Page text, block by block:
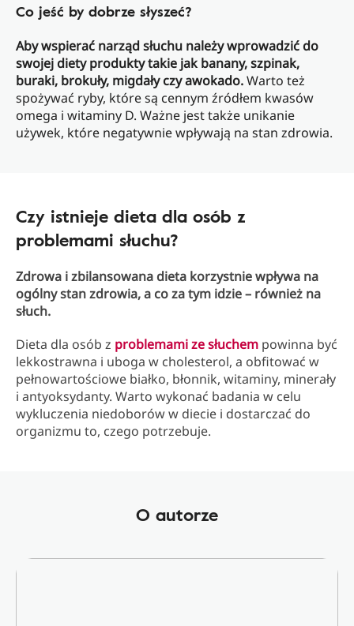
Co jeść by dobrze słyszeć?
Aby wspierać narząd słuchu należy wprowadzić do
swojej diety produkty takie jak banany, szpinak,
buraki, brokuły, migdały czy awokado.Warto też
spożywać ryby, które są cennym źródłem kwasów
omega i witaminy D. Ważne jest także unikanie
używek, które negatywnie wpływają na stan zdrowia.
Czy istnieje dieta dla osób z
problemami słuchu?
Zdrowa i zbilansowana dieta korzystnie wpływa na
ogólny stan zdrowia, a co za tym idzie – również na
słuch.
Dieta dla osób z problemami ze słuchem powinna być
lekkostrawna i uboga w cholesterol, a obfitować w
pełnowartościowe białko, błonnik, witaminy, minerały
i antyoksydanty. Warto wykonać badania w celu
wykluczenia niedoborów w diecie i dostarczać do
organizmu to, czego potrzebuje.
O autorze